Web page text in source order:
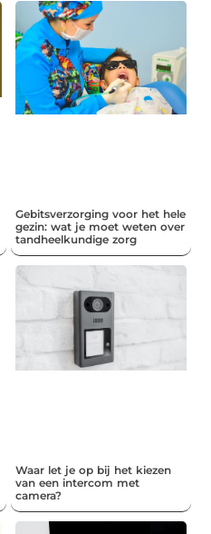
Gebitsverzorging voor het hele
gezin: wat je moet weten over
tandheelkundige zorg
Waar let je op bij het kiezen
van een intercom met
camera?